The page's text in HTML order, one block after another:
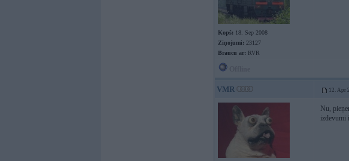
Kopš: 18. Sep 2008
Ziņojumi: 23127
Braucu ar: RVR
VMR 12. Apr
Nu,
izdevumi